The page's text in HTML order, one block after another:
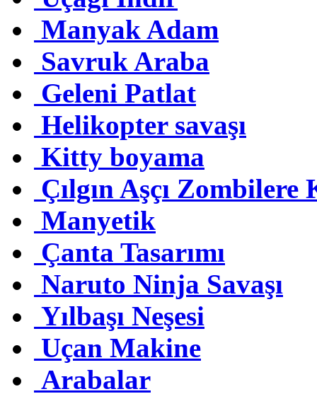
Manyak Adam
Savruk Araba
Geleni Patlat
Helikopter savaşı
Kitty boyama
Çılgın Aşçı Zombilere
Manyetik
Çanta Tasarımı
Naruto Ninja Savaşı
Yılbaşı Neşesi
Uçan Makine
Arabalar